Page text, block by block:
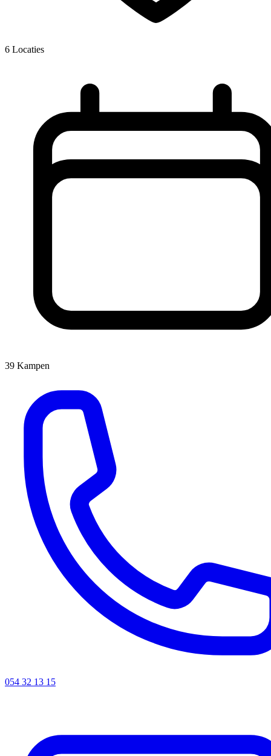
6 Locaties
39 Kampen
054 32 13 15